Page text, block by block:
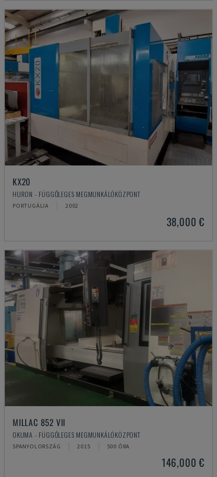
KX20
HURON - FÜGGŐLEGES MEGMUNKÁLÓKÖZPONT
PORTUGÁLIA 2002
38,000 €
MILLAC 852 VII
OKUMA - FÜGGŐLEGES MEGMUNKÁLÓKÖZPONT
SPANYOLORSZÁG 2015 500 ÓRA
146,000 €